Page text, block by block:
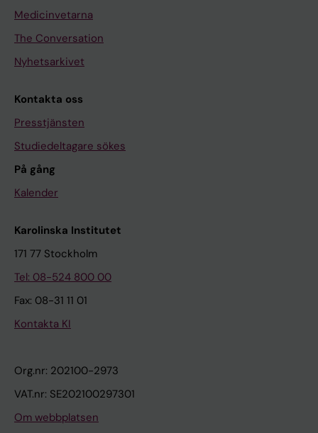
Medicinvetarna
The Conversation
Nyhetsarkivet
Kontakta oss
Presstjänsten
Studiedeltagare sökes
På gång
Kalender
Karolinska Institutet
171 77 Stockholm
Tel: 08-524 800 00
Fax: 08-31 11 01
Kontakta KI
Org.nr: 202100-2973
VAT.nr: SE202100297301
Om webbplatsen